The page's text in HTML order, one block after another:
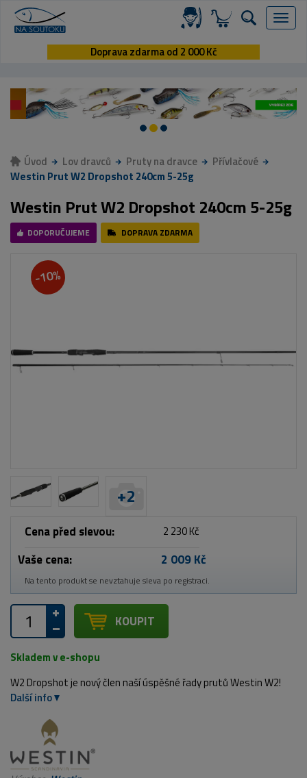
Menu
Doprava zdarma od 2 000 Kč
Úvod Lov dravců Pruty na dravce
Přívlačové
Westin Prut W2 Dropshot 240cm 5-25g
Westin Prut W2 Dropshot 240cm 5-25g
DOPORUČUJEME DOPRAVA ZDARMA
-10%
+2
Cena před slevou: 2 230 Kč
Vaše cena: 2 009 Kč
Na tento produkt se nevztahuje sleva po registraci.
KOUPIT
Skladem v e-shopu
W2 Dropshot je nový člen naší úspěšné řady prutů Westin W2!
Další info